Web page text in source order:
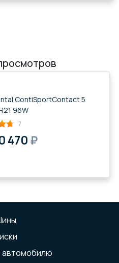
ContiSportContact 5
96W
7
470₽